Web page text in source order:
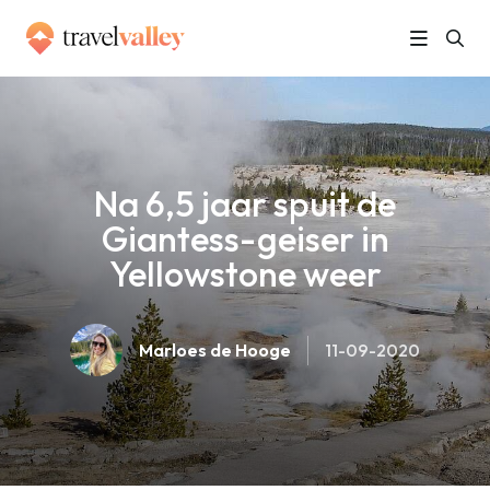
Na 6,5 jaar spuit de Giantess-geiser in Yellowstone weer
Na 6,5 jaar spuit de
Giantess-geiser in
Yellowstone weer
Marloes de Hooge 11-09-2020